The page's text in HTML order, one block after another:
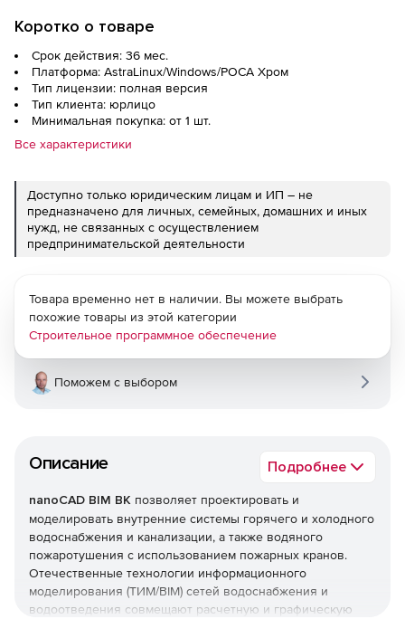
Коротко о товаре
Срок действия: 36 мес.
Платформа: AstraLinux/Windows/РОСА Хром
Тип лицензии: полная версия
Тип клиента: юрлицо
Минимальная покупка: от 1 шт.
Все характеристики
Доступно только юридическим лицам и ИП – не
предназначено для личных, семейных, домашних и иных
нужд, не связанных с осуществлением
предпринимательской деятельности
Описание Подробнее
nanoCAD BIM ВК позволяет проектировать и
моделировать внутренние системы горячего и холодного
водоснабжения и канализации, а также водяного
пожаротушения с использованием пожарных кранов.
Отечественные технологии информационного
моделирования (ТИМ/BIM) сетей водоснабжения и
водоотведения совмещают расчетную и графическую
Товара временно нет в наличии. Вы можете выбрать
похожие товары из этой категории
Строительное программное обеспечение
Поможем с выбором